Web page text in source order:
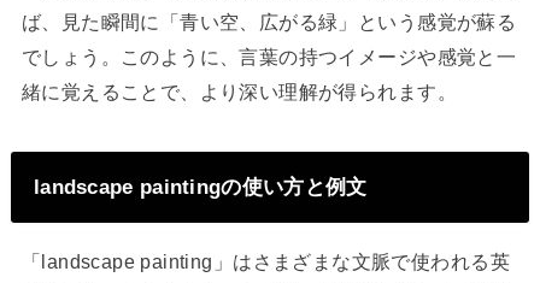
ば、見た瞬間に「青い空、広がる緑」という感覚が蘇る
でしょう。このように、言葉の持つイメージや感覚と一
緒に覚えることで、より深い理解が得られます。
landscape paintingの使い方と例文
「landscape painting」はさまざまな文脈で使われる英